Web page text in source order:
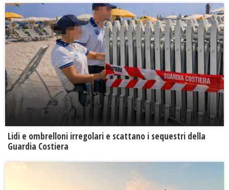
Lidi e ombrelloni irregolari e scattano i sequestri della
Guardia Costiera